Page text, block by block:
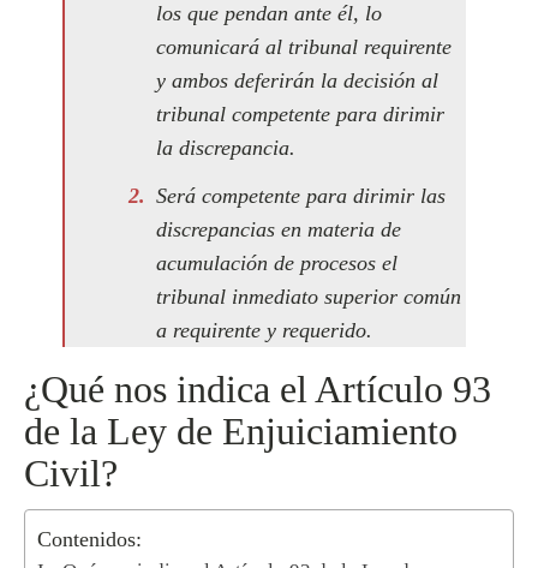
los que pendan ante él, lo
comunicará al tribunal requirente
y ambos deferirán la decisión al
tribunal competente para dirimir
la discrepancia.
Será competente para dirimir las
discrepancias en materia de
acumulación de procesos el
tribunal inmediato superior común
a requirente y requerido.
¿Qué nos indica el Artículo 93
de la Ley de Enjuiciamiento
Civil?
Contenidos: